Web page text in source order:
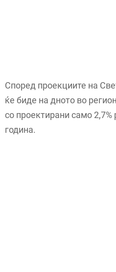
Според проекциите на
ќе биде на дното во
со проектирани само
година.